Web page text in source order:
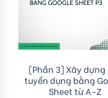
Add to cart
[Phần 3] Xây dựng
tuyển dụng bằng
Sheet từ A-Z